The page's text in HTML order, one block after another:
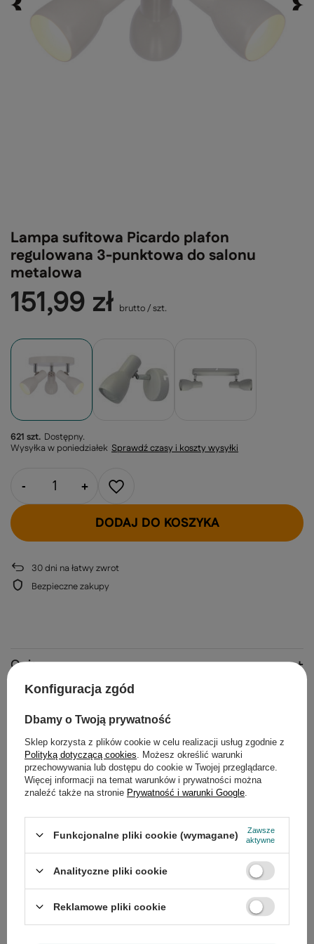
Lampa sufitowa Picardo plafon
regulowana 3-punktowa do salonu
metalowa
621 szt. Dostępny
Wysyłka w poniedziałek Sprawdź czasy i koszty wysyłki
151,99 zł brutto/szt.
- +
DODAJ DO KOSZYKA
30dni na łatwy zwrot
Bezpieczne zakupy
Opis
Szczegółowe dane
Do pobrania
Gwarancja
Opinie (0)
Potrzebujesz pomocy? Masz pytania?
Zadaj pytanie a my odpowiemy
odpowiedzi publikując dla innych.
Zadaj pytanie
Konfiguracja zgód
Dbamy o Twoją prywatność
Sklep korzysta z plików cookie w celu realizacji usług zgodnie z
Polityką dotyczącą cookies . Możesz określić warunki
przechowywania lub dostępu do cookie w Twojej przeglądarce.
Więcej informacji na temat warunków i prywatności można
znaleźć także na stronie Prywatność i warunki Google
Funkcjonalne pliki cookie (wymagane)
Zawsze
aktywne
Analityczne pliki cookie
Reklamowe pliki cookie